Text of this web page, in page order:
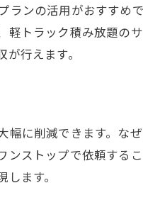
細の内訳と追加料金の
理の最終チェックポイン
ンの活用がおすすめ
トラック積み放題の
行えます。
に削減できます。な
ストップで依頼する
ます。